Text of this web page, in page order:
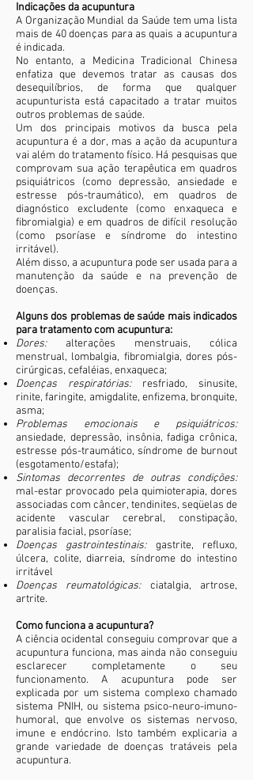
Indicações da acupuntura
A Organização Mundial da Saúde tem uma lista
mais de 40 doenças para as quais a acupuntura
é indicada.
No entanto, a Medicina Tradicional Chinesa
enfatiza que devemos tratar as causas dos
desequilíbrios, de forma que qualquer
acupunturista está capacitado a tratar muitos
outros problemas de saúde.
Um dos principais motivos da busca pela
acupuntura é a dor, mas a ação da acupuntura
vai além do tratamento físico. Há pesquisas que
comprovam sua ação terapêutica em quadros
psiquiátricos (como depressão, ansiedade e
estresse pós-traumático), em quadros de
diagnóstico excludente (como enxaqueca e
fibromialgia) e em quadros de difícil resolução
(como psoríase e síndrome do intestino
irritável).
Além disso, a acupuntura pode ser usada para a
manutenção da saúde e na prevenção de
doenças.
Alguns dos problemas de saúde mais indicados
para tratamento com acupuntura:
Dores:alterações menstruais, cólica
menstrual, lombalgia, fibromialgia, dores pós-
cirúrgicas, cefaléias, enxaqueca;
Doenças respiratórias:resfriado, sinusite,
rinite, faringite, amigdalite, enfizema, bronquite,
asma;
Problemas emocionais e psiquiátricos:
ansiedade, depressão, insônia, fadiga crônica,
estresse pós-traumático, síndrome de burnout
(esgotamento/estafa);
Sintomas decorrentes de outras condições:
mal-estar provocado pela quimioterapia, dores
associadas com câncer, tendinites, seqüelas de
acidente vascular cerebral, constipação,
paralisia facial, psoríase;
Doenças gastrointestinais:gastrite, refluxo,
úlcera, colite, diarreia, síndrome do intestino
irritável
Doenças reumatológicas: ciatalgia, artrose,
artrite.
Como funciona a acupuntura?
A ciência ocidental conseguiu comprovar que a
acupuntura funciona, mas ainda não conseguiu
esclarecer completamente o seu
funcionamento. A acupuntura pode ser
explicada por um sistema complexo chamado
sistema PNIH, ou sistema psico-neuro-imuno-
humoral, que envolve os sistemas nervoso,
imune e endócrino. Isto também explicaria a
grande variedade de doenças tratáveis pela
acupuntura.